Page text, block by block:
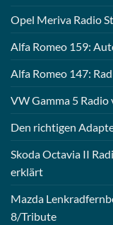
Opel Meriva Radio
Alfa Romeo 159:
Alfa Romeo 147:
VW Gamma 5
Den richtigen
Skoda Octavia II
erklärt
Mazda
8/Tribute